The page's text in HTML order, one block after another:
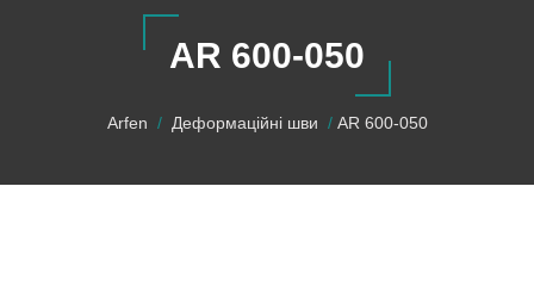
AR 600-050
Arfen Деформаційні шви AR 600-050